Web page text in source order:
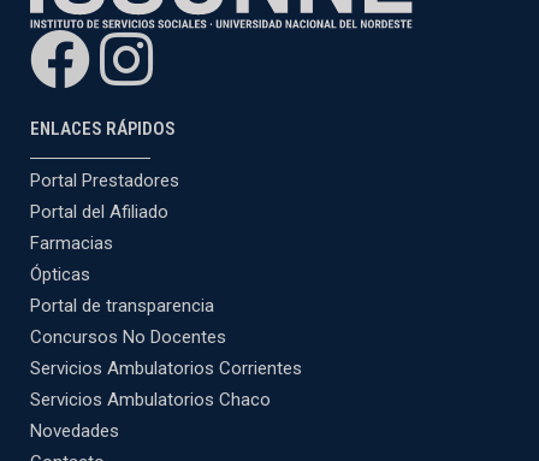
ENLACES RÁPIDOS
Portal Prestadores
Portal del Afiliado
Farmacias
Ópticas
Portal de transparencia
Concursos No Docentes
Servicios Ambulatorios Corrientes
Servicios Ambulatorios Chaco
Novedades